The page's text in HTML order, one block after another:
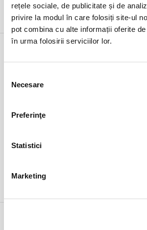
rețele sociale, de publicitate și de
privire la modul în care folosiți site-ul
pot combina cu alte informații oferite
în urma folosirii serviciilor lor.
consimțământului
Necesare
Preferinţe
Statistici
Marketing
DETALII
11 iul Obsession 2D SUB
Viata conjugala